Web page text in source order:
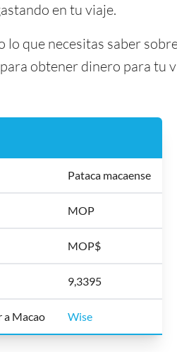
en tu viaje.
lo que necesitas saber
obtener dinero para tu
Pataca macaense
MOP
MOP$
9,3395
a Macao Wise